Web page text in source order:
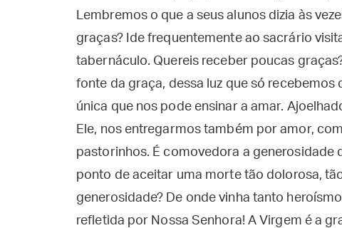
Lembremos o que a seus alunos dizia às
graças? Ide frequentemente ao sacrário
tabernáculo. Quereis receber poucas
fonte da graça, dessa luz que só
única que nos pode ensinar a amar.
Ele, nos entregarmos também por amor,
pastorinhos. É comovedora a generosidade
ponto de aceitar uma morte tão dolorosa,
generosidade? De onde vinha tanto
refletida por Nossa Senhora! A Virgem é a